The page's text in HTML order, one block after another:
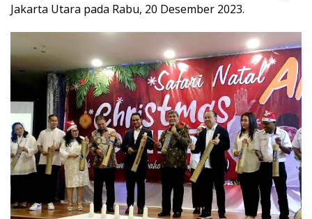
Jakarta Utara pada Rabu, 20 Desember 2023.